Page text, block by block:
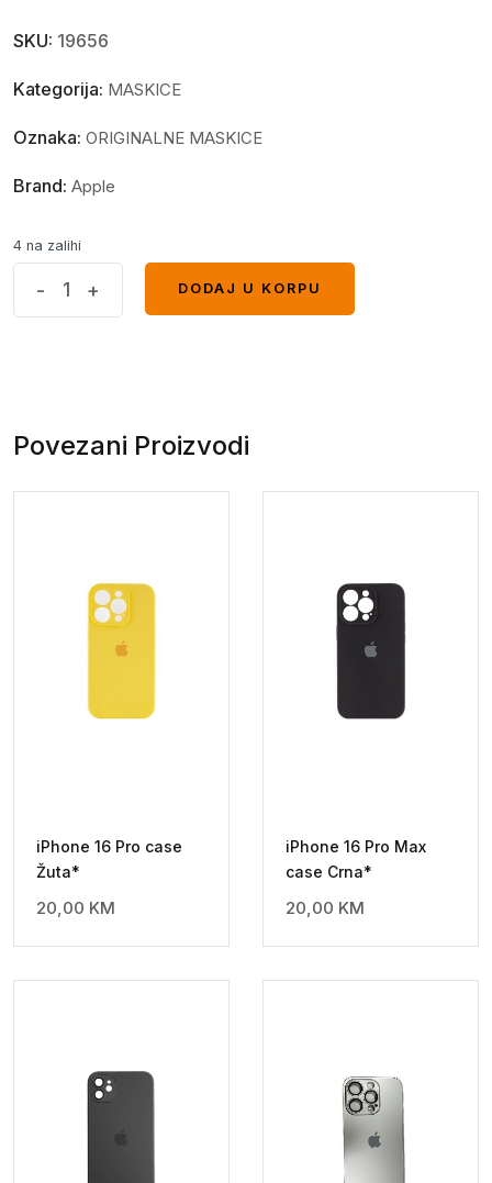
SKU: 19656
Kategorija: MASKICE
Oznaka: ORIGINALNE MASKICE
Brand: Apple
4 na zalihi
crna*
- +
DODAJ U KORPU
Povezani Proizvodi
iPhone 16 Pro case
Žuta*
20,00 KM
iPhone 16 Pro Max
case Crna*
20,00 KM